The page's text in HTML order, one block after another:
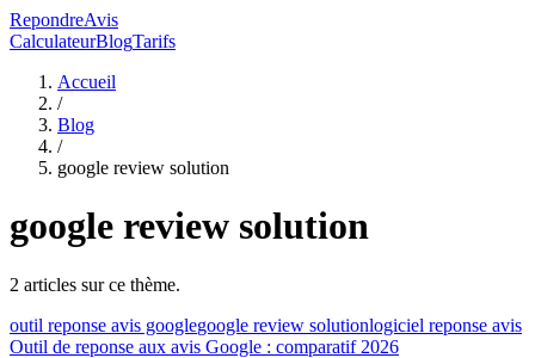
RepondreAvis
CalculateurBlogTarifs
Accueil
/
Blog
/
google review solution
google review solution
2 articles sur ce thème.
outil reponse avis googlegoogle review solutionlogiciel reponse avis
Outil de reponse aux avis Google : comparatif 2026